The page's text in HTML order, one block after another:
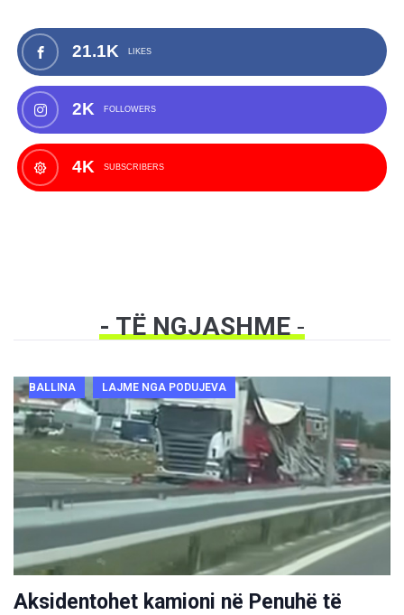
21.1K LIKES
2K FOLLOWERS
4K SUBSCRIBERS
- TË NGJASHME-
BALLINA LAJME NGA PODUJEVA
Aksidentohet kamioni në Penuhë të